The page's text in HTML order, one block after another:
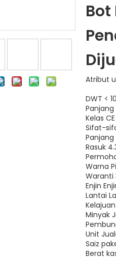
Bot
Atribut
DWT <
Panjang
Kelas CE
Sifat-
Panjang
Rasuk
Warna
Waranti
Enjin
Lantai
Minyak
Unit
Saiz
Berat